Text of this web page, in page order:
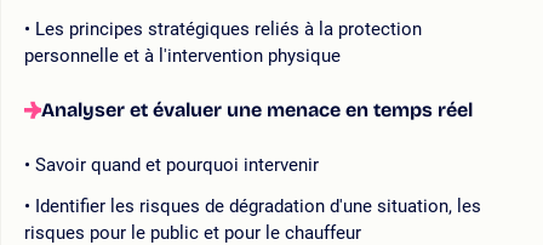
Les principes stratégiques reliés à la protection
personnelle et à l'intervention physique
Analyser et évaluer une menace en temps réel
Savoir quand et pourquoi intervenir
Identifier les risques de dégradation d'une situation, les
risques pour le public et pour le chauffeur